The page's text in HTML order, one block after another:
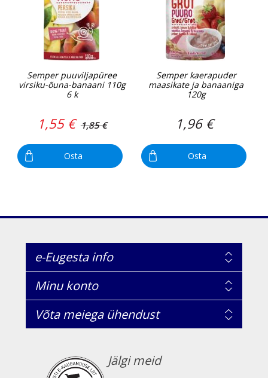
Semper puuviljapüree
virsiku-õuna-banaani 110g
6 k
1,55 € 1,85 €
Osta
Semper kaerapuder
maasikate ja banaaniga
120g
1,96 €
Osta
e-Eugesta info
Minu konto
Võta meiega ühendust
Jälgi meid